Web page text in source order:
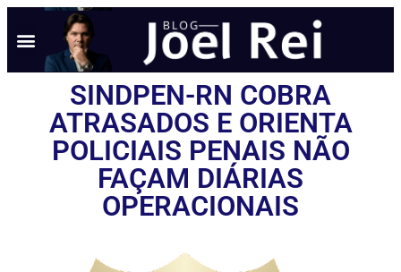
SINDPEN-RN COBRA
ATRASADOS E ORIENTA
POLICIAIS PENAIS NÃO
FAÇAM DIÁRIAS
OPERACIONAIS